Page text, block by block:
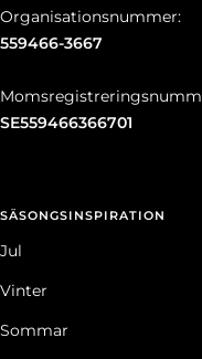
Organisationsnummer:
559466-3667
SE559466366701
SÄSONGSINSPIRATION
Jul
Vinter
Sommar